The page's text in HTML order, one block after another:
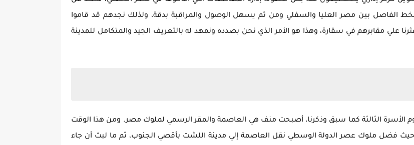
الفاصل بين مصر العليا والسفلي ومن ثم يسهل الوصول والمراقبة بدقة، ولذلك نجدهم قد قاموا
علي مقابرهم في سقارة، وهذا هو الأمر الذي نحن بصدده ونمهد له بالتعريف الجيد والمتكامل للمدينة
الأسرة الثالثة كما سبق وذكرنا، أصبحت منف هي العاصمة والمقر الرسمي لملوك مصر. ومن هذا الوقت
فضل ملوك عصر الدولة الوسطي نقل العاصمة إلي مدينة اللشت بأقصي الجنوب، ثم ما لبث أن جاء